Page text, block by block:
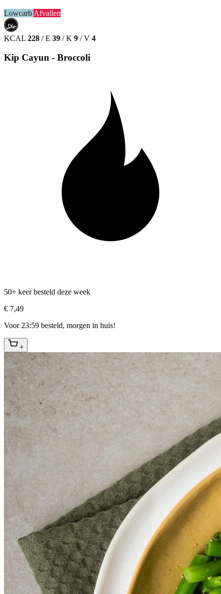
LowcarbAfvallen
حلال
HALAL
KCAL 228 / E 39 / K 9 / V 4
Kip Cayun - Broccoli
50+ keer besteld deze week
€ 7,49
Voor 23:59 besteld, morgen in huis!
+